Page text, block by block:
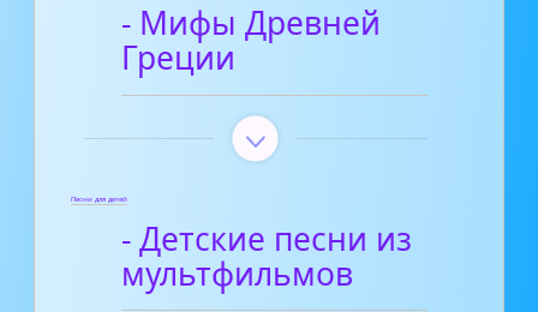
- Мифы Древней
Греции
Песни для детей
- Детские песни из
мультфильмов